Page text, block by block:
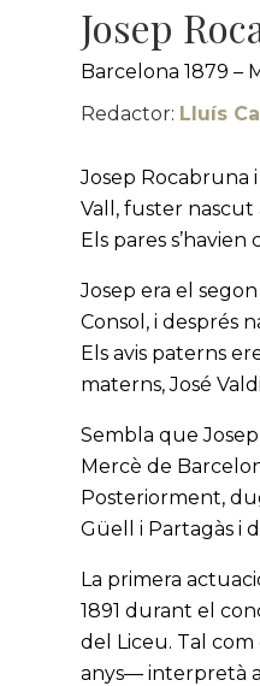
Josep
Barcelona 1879 –
Redactor: Lluís
Josep Rocabruna
Vall, fuster nascut
Els pares
Josep era el
Consol, i després
Els avis paterns
materns, José
Sembla que
Mercè de
Posteriorment,
Güell i Partagàs i
La primera
1891 durant el
del Liceu. Tal com
anys— interpretà